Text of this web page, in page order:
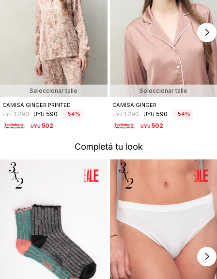
Seleccionar talle
CAMISA GINGER PRINTED
UYU 1.290 UYU 590 54
UYU502
Seleccionar talle
CAMISA GINGER
UYU 1.290 UYU 590 54
UYU 502
Completá tu look